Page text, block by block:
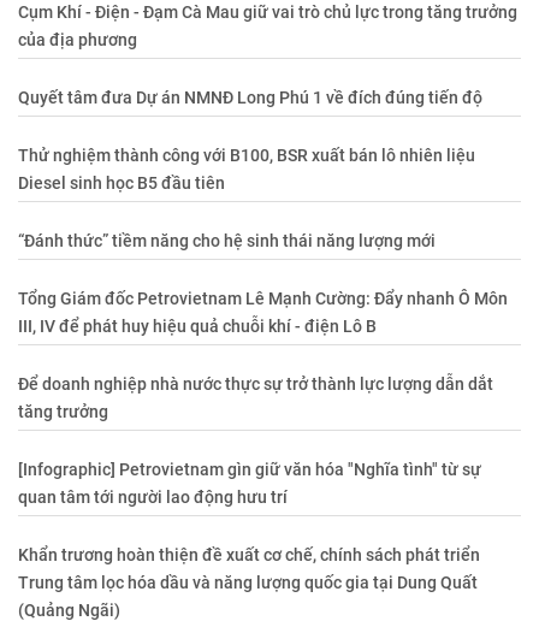
Cụm Khí - Điện - Đạm Cà Mau giữ vai trò chủ lực trong tăng trưởng
của địa phương
Quyết tâm đưa Dự án NMNĐ Long Phú 1 về đích đúng tiến độ
Thử nghiệm thành công với B100, BSR xuất bán lô nhiên liệu
Diesel sinh học B5 đầu tiên
“Đánh thức” tiềm năng cho hệ sinh thái năng lượng mới
Tổng Giám đốc Petrovietnam Lê Mạnh Cường: Đẩy nhanh Ô Môn
III, IV để phát huy hiệu quả chuỗi khí - điện Lô B
Để doanh nghiệp nhà nước thực sự trở thành lực lượng dẫn dắt
tăng trưởng
[Infographic] Petrovietnam gìn giữ văn hóa "Nghĩa tình" từ sự
quan tâm tới người lao động hưu trí
Khẩn trương hoàn thiện đề xuất cơ chế, chính sách phát triển
Trung tâm lọc hóa dầu và năng lượng quốc gia tại Dung Quất
(Quảng Ngãi)